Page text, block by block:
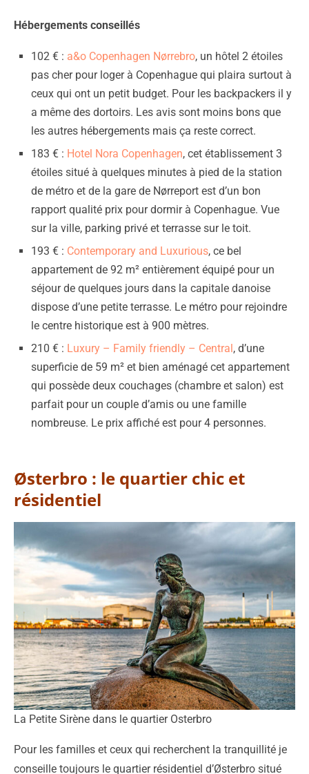
Hébergements conseillés
102 € : a&o Copenhagen Nørrebro, un hôtel 2 étoiles
pas cher pour loger à Copenhague qui plaira surtout à
ceux qui ont un petit budget. Pour les backpackers il y
a même des dortoirs. Les avis sont moins bons que
les autres hébergements mais ça reste correct.
183 € : Hotel Nora Copenhagen, cet établissement 3
étoiles situé à quelques minutes à pied de la station
de métro et de la gare de Nørreport est d’un bon
rapport qualité prix pour dormir à Copenhague. Vue
sur la ville, parking privé et terrasse sur le toit.
193 € : Contemporary and Luxurious, ce bel
appartement de 92 m² entièrement équipé pour un
séjour de quelques jours dans la capitale danoise
dispose d’une petite terrasse. Le métro pour rejoindre
le centre historique est à 900 mètres.
210 € : Luxury – Family friendly – Central, d’une
superficie de 59 m² et bien aménagé cet appartement
qui possède deux couchages (chambre et salon) est
parfait pour un couple d’amis ou une famille
nombreuse. Le prix affiché est pour 4 personnes.
Østerbro : le quartier chic et
résidentiel
La Petite Sirène dans le quartier Osterbro
Pour les familles et ceux qui recherchent la tranquillité je
conseille toujours le quartier résidentiel d’Østerbro situé